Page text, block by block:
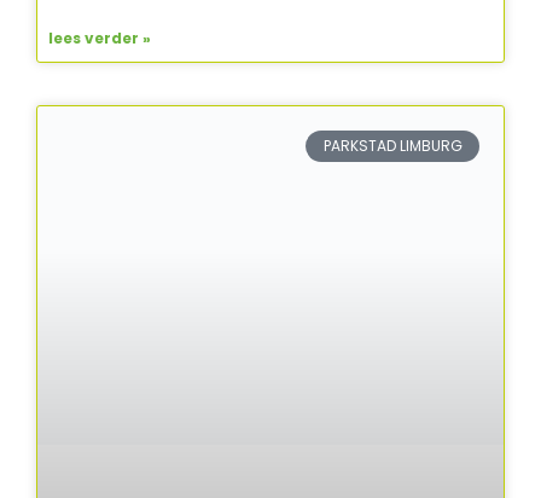
lees verder »
PARKSTAD LIMBURG